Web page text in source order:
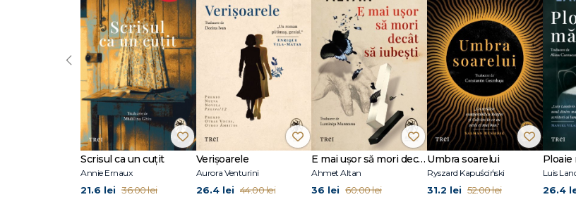
„Un roman de o frumusețe tulburătoare." The New York Times Book Review
Delia Owens și-a obținut licența în zoologie la Universitatea din Georgia și doctoratul în etologie la Universitatea din
fostul ei soț, Mark, a scris trei cărți despre anii pe care i-au petrecut ca naturaliști în Africa, devenite repede bestsellere
the Kalahari, The Eye of the Elephant și Secrets of the Savanna. A primit Premiul John Burroughs pentru carte de
în Nature, African Journal of Ecology și International Wildlife. Romanul ei de debut, Acolo unde cântă racii, a fost
filmului este Reese Witherspoon, regia este semnată de Olivia Newman, iar din distribuție fac parte, printre alții, Daisy
Dillahunt și Harris Dickinson). În prezent, trăiește în Idaho. O puteți urmări accesând www.deliaowens.com.
Scrisul ca un cuțit
Annie Ernaux
21.6 lei 36.00 lei
Verișoarele
Aurora Venturini
26.4 lei 44.00 lei
E mai ușor să mori decât să iubești (seria Cvartetul Otoman, vol.3)
Ahmet Altan
36 lei 60.00 lei
Umbra soarelui
Ryszard Kapuściński
31.2 lei 52.00 lei
Ploaie
Luis
26.4
‹